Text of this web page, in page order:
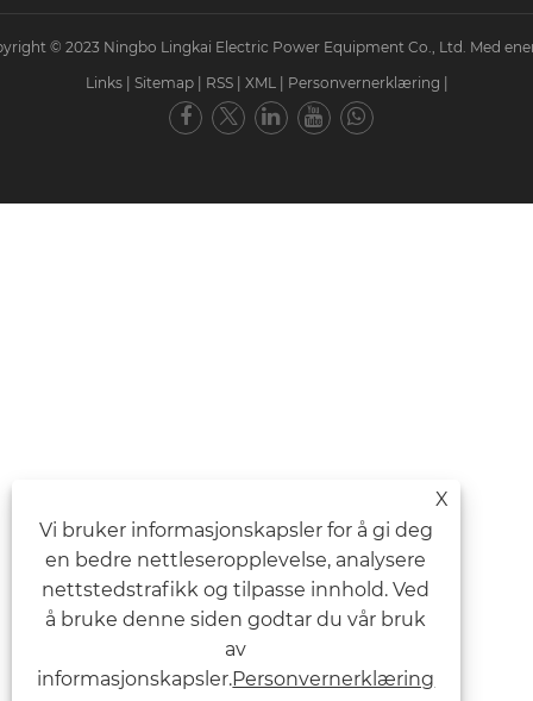
© 2023 Ningbo Lingkai Electric Power Equipment Co., Ltd. Med
Links
Sitemap RSS XML Personvernerklæring
X
Vi bruker informasjonskapsler for å gi deg
en bedre nettleseropplevelse, analysere
nettstedstrafikk og tilpasse innhold. Ved
å bruke denne siden godtar du vår bruk
av
informasjonskapsler.Personvernerklæring